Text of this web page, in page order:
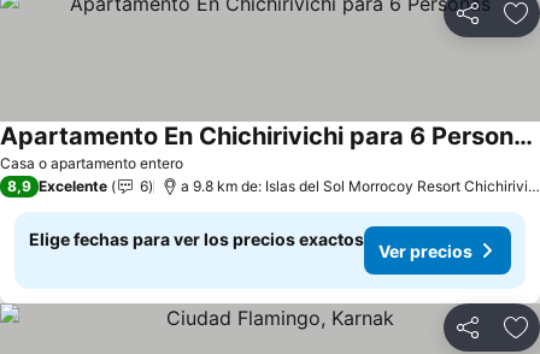
Compartir
Casa o apartamento entero
Apartamento En Chichirivichi para 6 Personas
8,9 Excelente 6 a 9.8 km de: Islas del Sol Morrocoy Resort Chichiriviche
Elige fechas para ver los precios exactos
Ver precios
Compartir